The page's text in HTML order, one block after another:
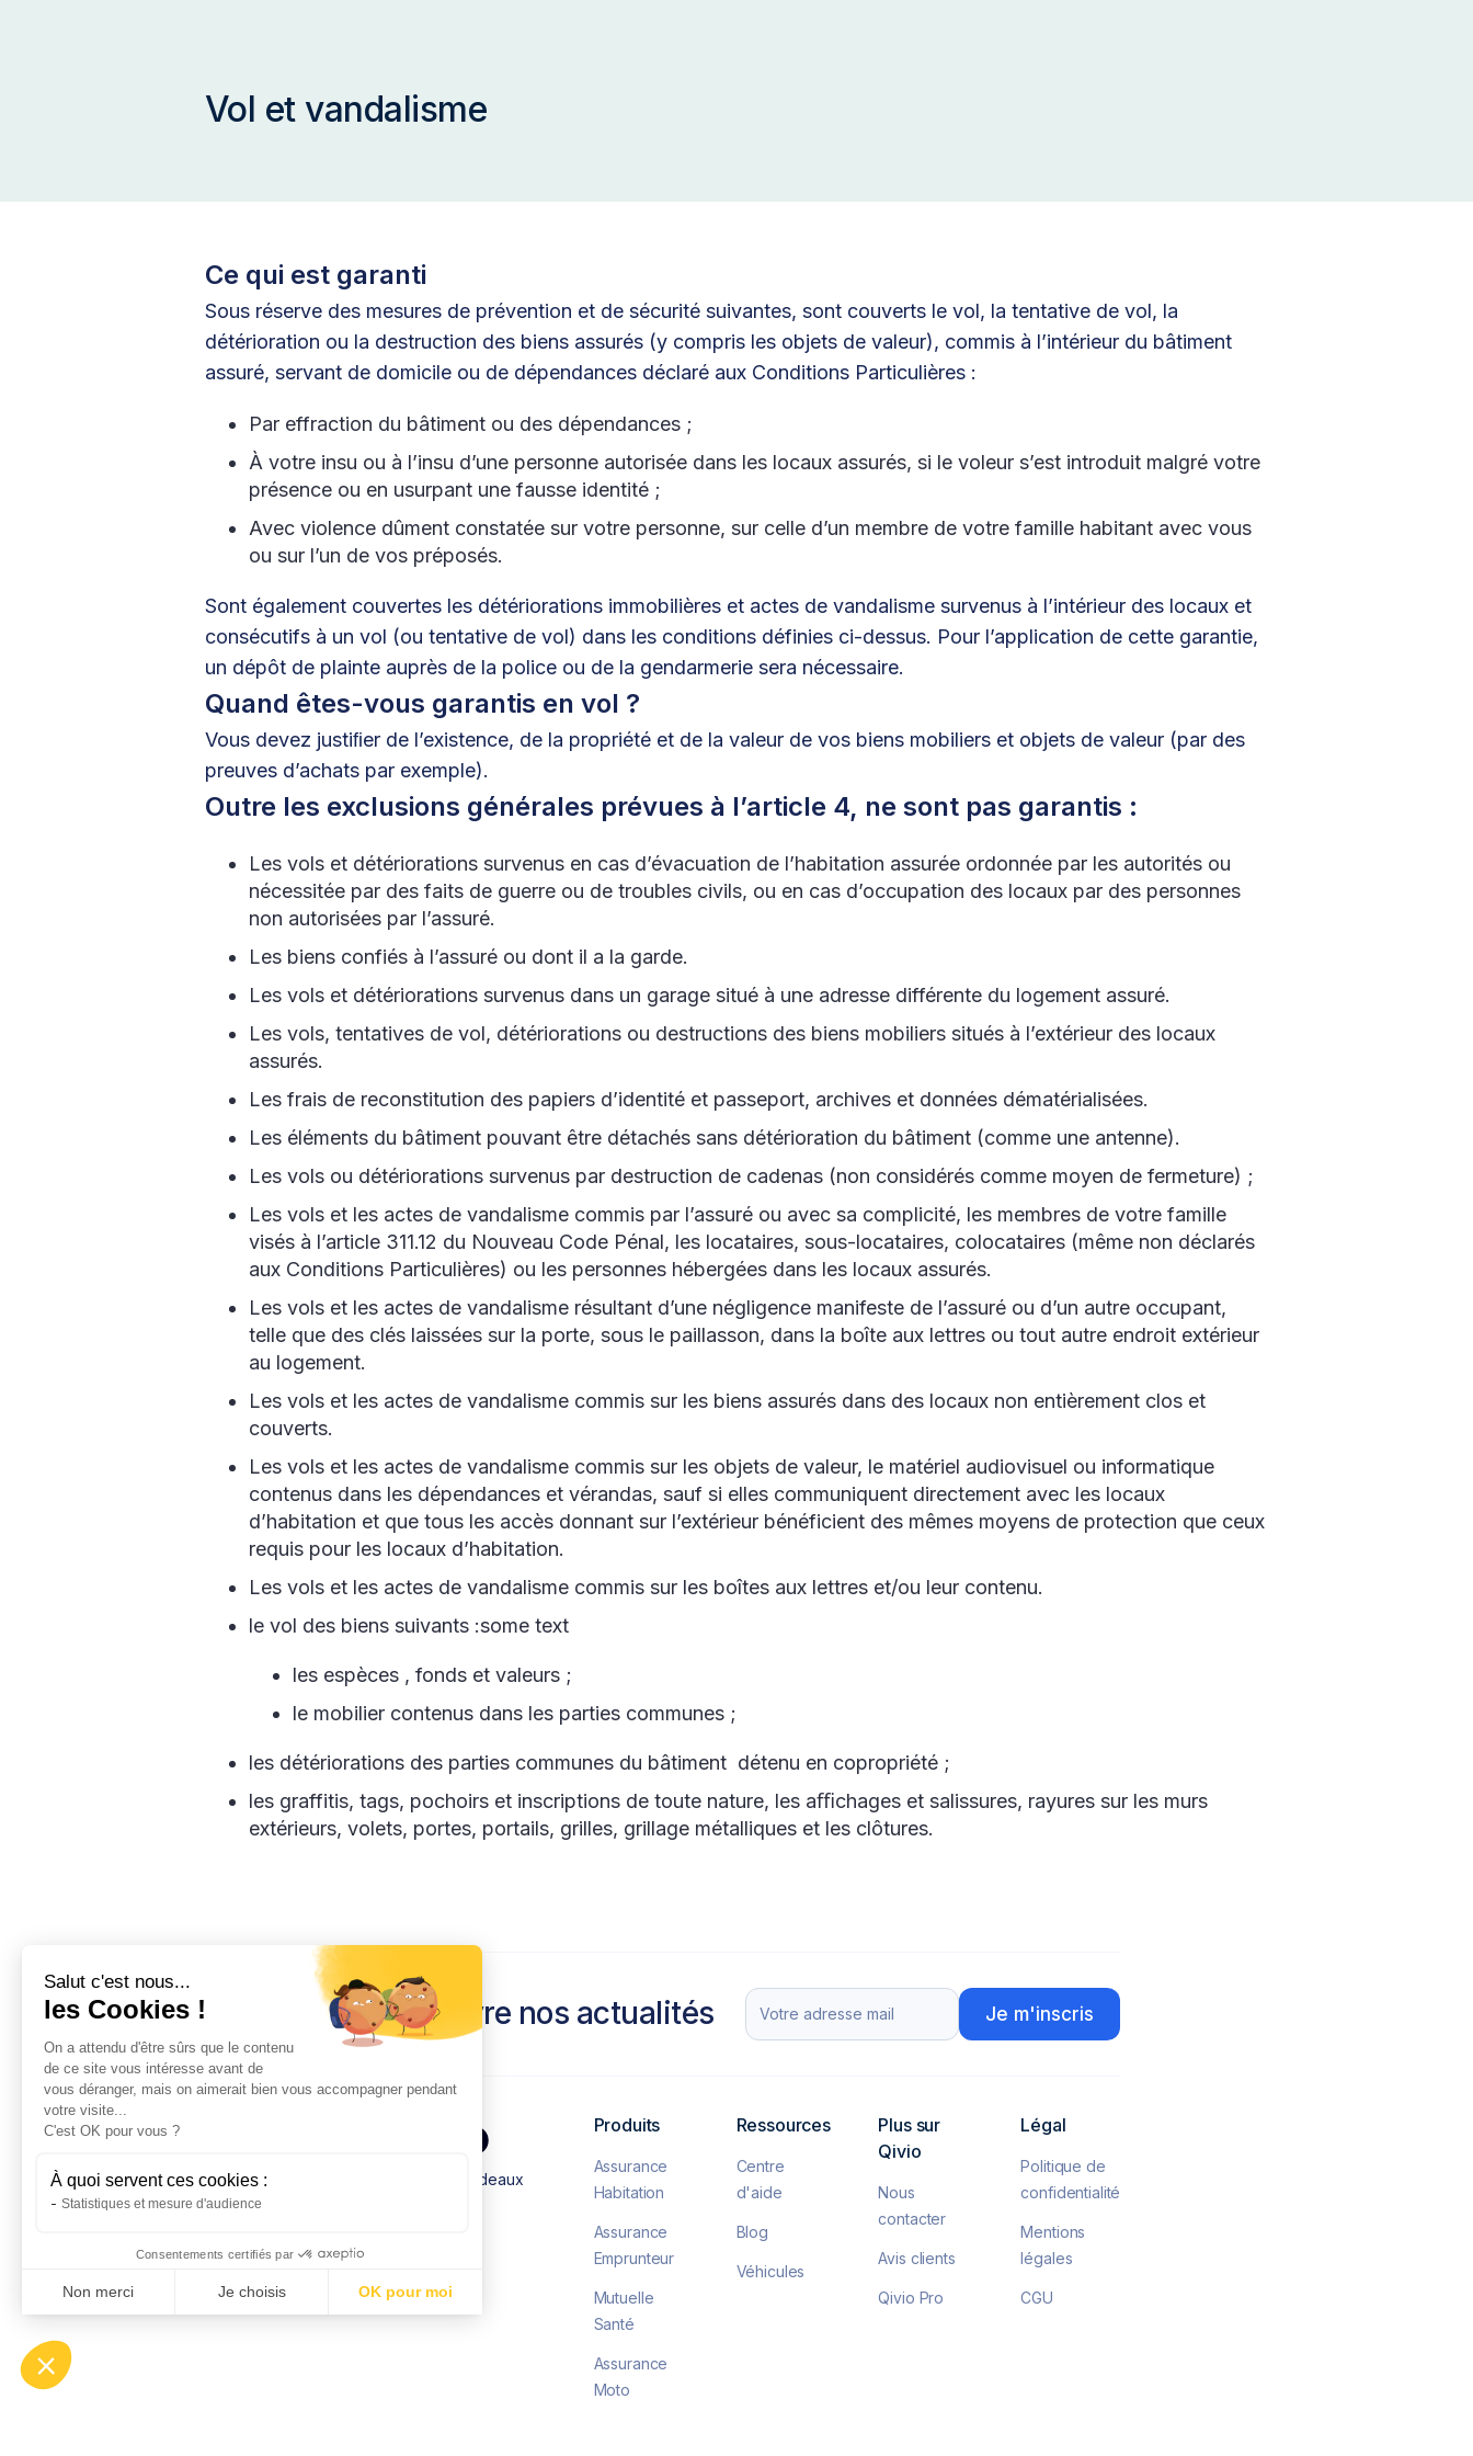
Vol et vandalisme
Ce qui est garanti
Sous réserve des mesures de prévention et de sécurité suivantes, sont couverts le vol, la tentative de vol, la
détérioration ou la destruction des biens assurés (y compris les objets de valeur), commis à l’intérieur du bâtiment
assuré, servant de domicile ou de dépendances déclaré aux Conditions Particulières :
Par effraction du bâtiment ou des dépendances ;
À votre insu ou à l’insu d’une personne autorisée dans les locaux assurés, si le voleur s’est introduit malgré votre
présence ou en usurpant une fausse identité ;
Avec violence dûment constatée sur votre personne, sur celle d’un membre de votre famille habitant avec vous
ou sur l’un de vos préposés.
Sont également couvertes les détériorations immobilières et actes de vandalisme survenus à l’intérieur des locaux et
consécutifs à un vol (ou tentative de vol) dans les conditions définies ci-dessus. Pour l’application de cette garantie,
un dépôt de plainte auprès de la police ou de la gendarmerie sera nécessaire.
Quand êtes-vous garantis en vol ?
Vous devez justiﬁer de l’existence, de la propriété et de la valeur de vos biens mobiliers et objets de valeur (par des
preuves d’achats par exemple).
Outre les exclusions générales prévues à l’article 4, ne sont pas garantis :
Les vols et détériorations survenus en cas d’évacuation de l’habitation assurée ordonnée par les autorités ou
nécessitée par des faits de guerre ou de troubles civils, ou en cas d’occupation des locaux par des personnes
non autorisées par l’assuré.
Les biens confiés à l’assuré ou dont il a la garde.
Les vols et détériorations survenus dans un garage situé à une adresse différente du logement assuré.
Les vols, tentatives de vol, détériorations ou destructions des biens mobiliers situés à l’extérieur des locaux
assurés.
Les frais de reconstitution des papiers d’identité et passeport, archives et données dématérialisées.
Les éléments du bâtiment pouvant être détachés sans détérioration du bâtiment (comme une antenne).
Les vols ou détériorations survenus par destruction de cadenas (non considérés comme moyen de fermeture) ;
Les vols et les actes de vandalisme commis par l’assuré ou avec sa complicité, les membres de votre famille
visés à l’article 311.12 du Nouveau Code Pénal, les locataires, sous-locataires, colocataires (même non déclarés
aux Conditions Particulières) ou les personnes hébergées dans les locaux assurés.
Les vols et les actes de vandalisme résultant d’une négligence manifeste de l’assuré ou d’un autre occupant,
telle que des clés laissées sur la porte, sous le paillasson, dans la boîte aux lettres ou tout autre endroit extérieur
au logement.
Les vols et les actes de vandalisme commis sur les biens assurés dans des locaux non entièrement clos et
couverts.
Les vols et les actes de vandalisme commis sur les objets de valeur, le matériel audiovisuel ou informatique
contenus dans les dépendances et vérandas, sauf si elles communiquent directement avec les locaux
d’habitation et que tous les accès donnant sur l’extérieur bénéficient des mêmes moyens de protection que ceux
requis pour les locaux d’habitation.
Les vols et les actes de vandalisme commis sur les boîtes aux lettres et/ou leur contenu.
le vol des biens suivants :some text
les espèces , fonds et valeurs ;
le mobilier contenus dans les parties communes ;
les détériorations des parties communes du bâtiment détenu en copropriété ;
les graffitis, tags, pochoirs et inscriptions de toute nature, les aﬃchages et salissures, rayures sur les murs
extérieurs, volets, portes, portails, grilles, grillage métalliques et les clôtures.
Pour suivre nos actualités
Fait avec ❤️ à Bordeaux
hello@qivio.fr
Produits
Assurance
Habitation
Assurance
Emprunteur
Mutuelle
Santé
Assurance
Moto
Ressources
Centre
d'aide
Blog
Véhicules
Plus sur
Qivio
Nous
contacter
Avis clients
Qivio Pro
Légal
Politique de
confidentialité
Mentions
légales
CGU
Salut c'est nous...
les Cookies !
On a attendu d'être sûrs que le contenu
de ce site vous intéresse avant de
vous déranger, mais on aimerait bien vous accompagner pendant
votre visite...
C'est OK pour vous ?
À quoi servent ces cookies :
Statistiques et mesure d'audience
Consentements certifiés par
Non merci Je choisis OK pour moi
Plateforme de Gestion du Consentement : Personnalisez vos Options
Notre plateforme vous permet d'adapter et de gérer vos paramètres de confidentialité, en garantissant la conformité avec les réglementations. Personnalisez